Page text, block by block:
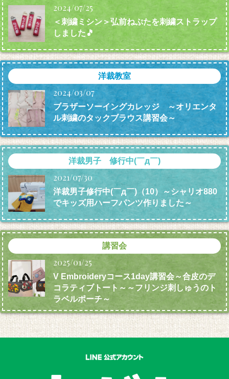
2024/07/25
＜刺繍ミシン＞弘前ねぷたを刺繍ストラップ
しました🎵
洋裁教室
2024/03/07
ブラザーソーイングカレッジ ～オリエンタ
ル刺繍のタックブラウス講習会～
洋裁男子 修行中(￣д￣)
2021/07/30
洋裁男子修行中(￣д￣)（10）～シャリオ880
でキッズ用ハーフパンツ作りました～
講習会
2025/01/25
V Embroideryコース1day講習会～合皮のデ
コラティブトート～～フリンジ刺しゅうのト
ラベルポーチ～